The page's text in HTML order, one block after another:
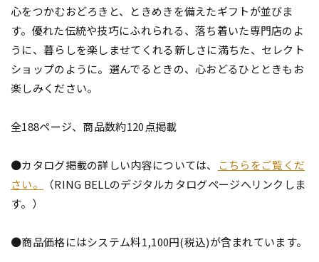
心をつかむおどろきと、ときめきを備えたギフトが並びま
す。優れた伝統や技巧にふれられる、落ち着いた専門店のよ
うに、暮らしを楽しませてくれる新しさに満ちた、セレクト
ショップのように。選んでるときの、心おどるひとときもお
楽しみください。
全188ページ、商品数約120点掲載
●カタログ掲載の詳しい内容については、
こちらをご覧くだ
さい。
（RING BELLのデジタルカタログページへリンクしま
す。）
●商品価格にはシステム料1,100円(税込)が含まれています。